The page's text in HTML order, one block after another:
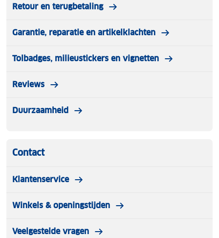
Retour en terugbetaling
Garantie, reparatie en artikelklachten
Tolbadges, milieustickers en vignetten
Reviews
Duurzaamheid
Contact
Klantenservice
Winkels & openingstijden
Veelgestelde vragen